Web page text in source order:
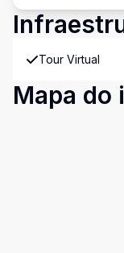
Tour Virtual
Mapa do